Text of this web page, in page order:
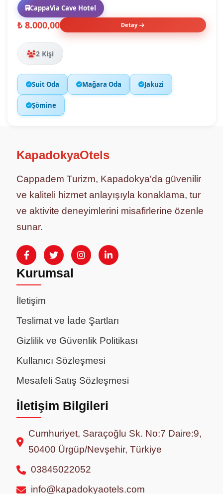
CappaVia Cave Hotel
₺ 8.000,00 Detay
2 Kişi
Suit Oda Mağara Oda Jakuzi
Şömine
KapadokyaOtels
Cappadem Turizm, Kapadokya'da güvenilir
ve kaliteli hizmet anlayışıyla konaklama, tur
ve aktivite deneyimlerini misafirlerine özenle
sunar.
Kurumsal
İletişim
Teslimat ve İade Şartları
Gizlilik ve Güvenlik Politikası
Kullanıcı Sözleşmesi
Mesafeli Satış Sözleşmesi
İletişim Bilgileri
Cumhuriyet, Saraçoğlu Sk. No:7 Daire:9,
50400 Ürgüp/Nevşehir, Türkiye
03845022052
info@kapadokyaotels.com